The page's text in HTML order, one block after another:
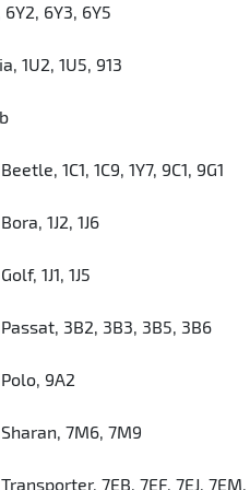
6Y3, 6Y5
1U2, 1U5, 913
1C1, 1C9, 1Y7, 9C1, 9G1
1J2, 1J6
1J1, 1J5
3B2, 3B3, 3B5, 3B6
9A2
7M6, 7M9
7EB, 7EF, 7EJ, 7EM,